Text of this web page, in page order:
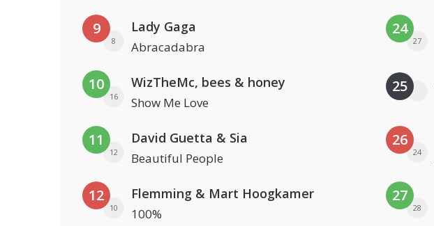
9
8
Lady Gaga
Abracadabra
10
16
WizTheMc, bees & honey
Show Me Love
11
12
David Guetta & Sia
Beautiful People
12
10
Flemming & Mart Hoogkamer
100%
24
27
25
26
24
27
28